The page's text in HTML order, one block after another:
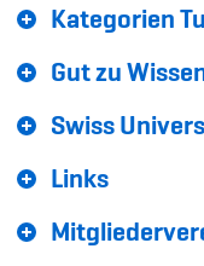
Kategorien
Gut zu
Swiss
Links